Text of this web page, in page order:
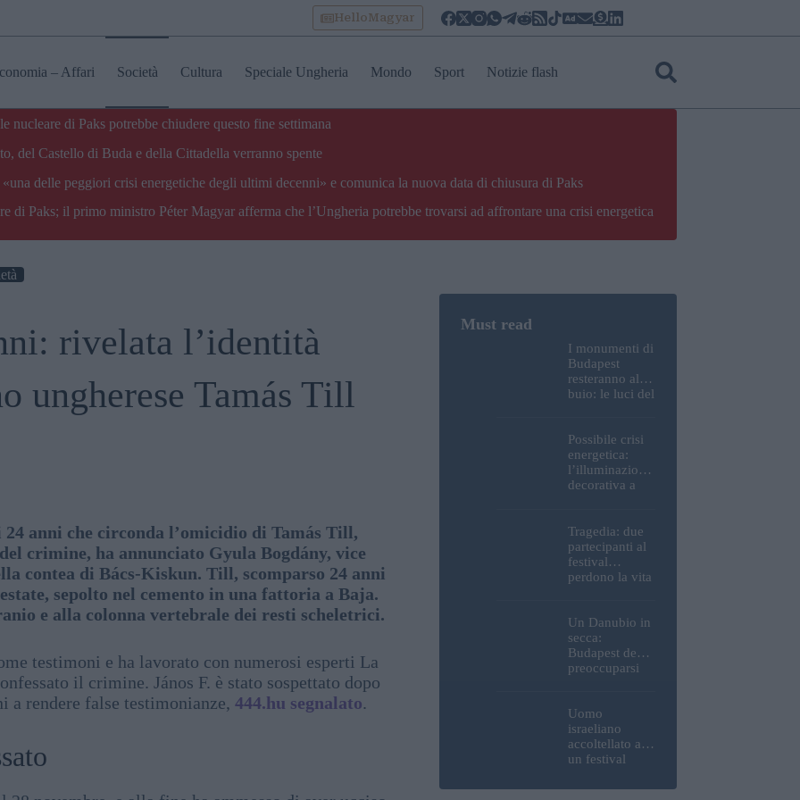
HelloMagyar
– Affari Società Cultura Speciale Ungheria Mondo Sport Notizie flash
nucleare di Paks potrebbe chiudere questo fine settimana
del Castello di Buda e della Cittadella verranno spente
delle peggiori crisi energetiche degli ultimi decenni» e comunica la nuova data di chiusura di Paks
di Paks; il primo ministro Péter Magyar afferma che l’Ungheria potrebbe trovarsi ad affrontare una crisi energetica
rivelata l’identità
ungherese Tamás Till
anni che circonda l’omicidio di Tamás Till,
crimine, ha annunciato Gyula Bogdány, vice
contea di Bács-Kiskun. Till, scomparso 24 anni
sepolto nel cemento in una fattoria a Baja.
e alla colonna vertebrale dei resti scheletrici.
testimoni e ha lavorato con numerosi esperti La
il crimine. János F. è stato sospettato dopo
a rendere false testimonianze, 444.hu segnalato.
I monumenti di
Budapest
resteranno al
buio: le luci del
Buda e della
Cittadella
verranno
spente
Possibile crisi
energetica:
l’illuminazione
decorativa a
spenta!
Tragedia: due
partecipanti al
festival
perdono la vita
Ungheria
Un Danubio in
secca:
Budapest deve
preoccuparsi
mento idrico?
Un esperto
mette in luce
un fatto
Uomo
israeliano
accoltellato a
un festival